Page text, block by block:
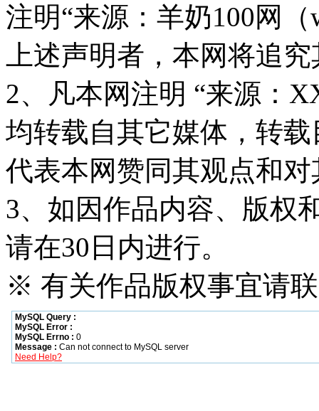
注明“来源：羊奶100网（
上述声明者，本网将追
2、凡本网注明 “来源：
均转载自其它媒体，转
代表本网赞同其观点和
3、如因作品内容、版权
请在30日内进行。
※ 有关作品版权事宜请